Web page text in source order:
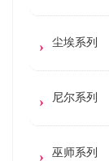
尘埃系列
尼尔系列
巫师系列